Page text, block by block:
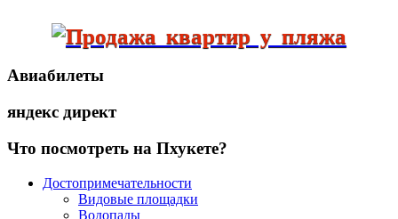
Авиабилеты
яндекс директ
Что посмотреть на Пхукете?
Достопримечательности
Видовые площадки
Водопады